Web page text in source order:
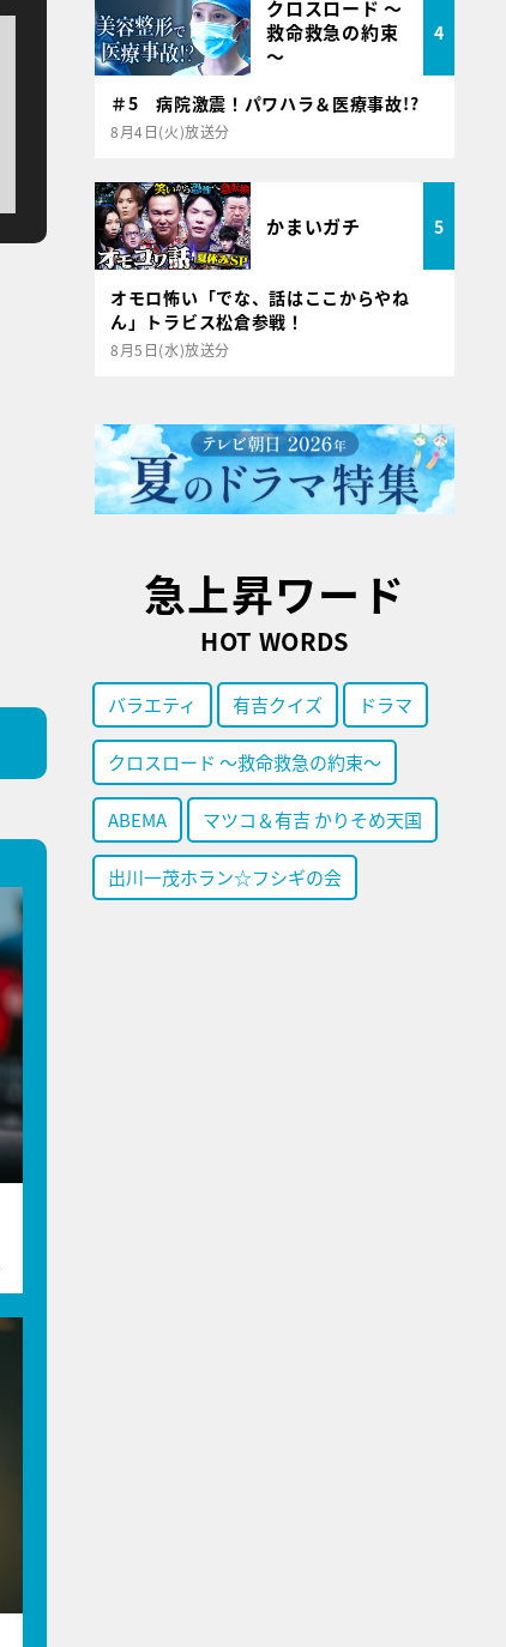
クロスロード ～
救命救急の約束
～
4
＃5 病院激震！パワハラ＆医療事故!?
8月4日(火)放送分
かまいガチ 5
オモロ怖い「でな、話はここからやね
ん」トラビス松倉参戦！
8月5日(水)放送分
急上昇ワード
HOT WORDS
バラエティ 有吉クイズ ドラマ
クロスロード ～救命救急の約束～
ABEMA マツコ＆有吉 かりそめ天国
出川一茂ホラン☆フシギの会